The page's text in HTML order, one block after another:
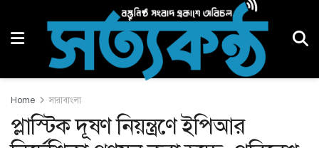
Home সারাবাংলা
প্লাস্টিক দূষণ নিয়ন্ত্রণে ইপিআর